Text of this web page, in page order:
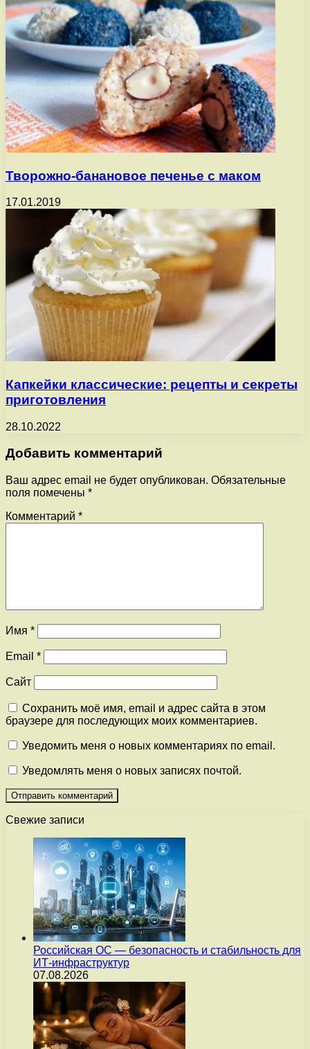
Творожно-банановое печенье с маком
17.01.2019
Капкейки классические: рецепты и секреты
приготовления
28.10.2022
Добавить комментарий
Ваш адрес email не будет опубликован. Обязательные
поля помечены *
Комментарий *
Имя *
Email *
Сайт
Сохранить моё имя, email и адрес сайта в этом
браузере для последующих моих комментариев.
Уведомить меня о новых комментариях по email.
Уведомлять меня о новых записях почтой.
Свежие записи
Российская ОС — безопасность и стабильность для
ИТ-инфраструктур
07.08.2026